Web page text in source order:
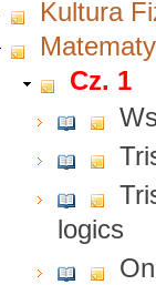
Kultura
Cz. 1
logics